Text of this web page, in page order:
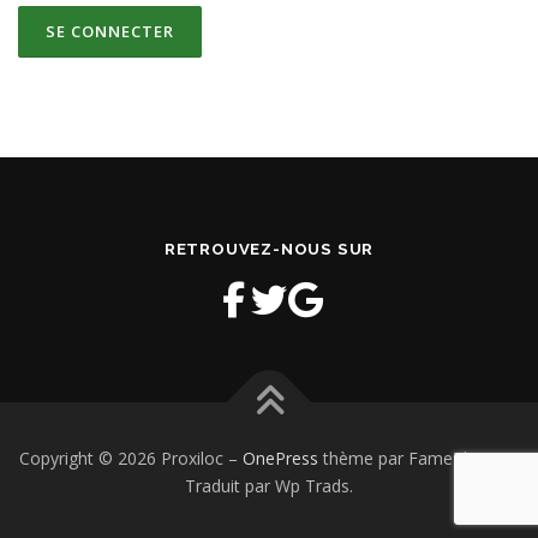
RETROUVEZ-NOUS SUR
Copyright © 2026 Proxiloc – OnePress thème par FameThemes.
Traduit par Wp Trads.